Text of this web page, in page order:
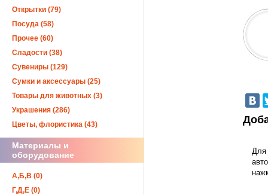
Для
Открытки (79)
Посуда (58)
Прочее (60)
Сладости (38)
Сувениры (129)
Сумки и аксессуары (25)
Товары для животных (3)
Украшения (286)
Цветы, флористика (43)
Материалы и
оборудование
А,Б,В (0)
Г,Д,Е (0)